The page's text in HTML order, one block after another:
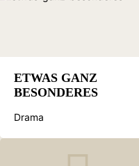
ETWAS GANZ
BESONDERES
Drama